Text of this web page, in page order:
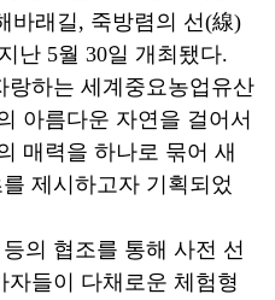
바래길, 죽방렴의 선(線)
난 5월 30일 개최됐다.
랑하는 세계중요농업유산
아름다운 자연을 걸어서
매력을 하나로 묶어 새
제시하고자 기획되었
의 협조를 통해 사전 선
들이 다채로운 체험형